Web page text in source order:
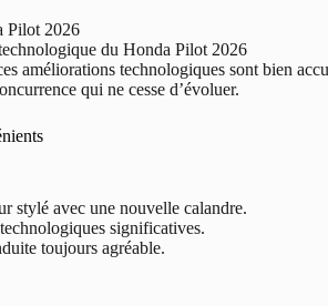
du Honda Pilot 2026
améliorations technologiques sont bien
qui ne cesse d’évoluer.
stylé avec une nouvelle calandre.
significatives.
toujours agréable.